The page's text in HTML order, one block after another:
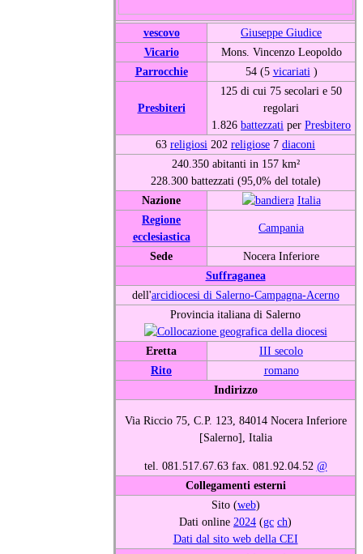
vescovo
Giuseppe Giudice
Vicario
Mons. Vincenzo Leopoldo
Parrocchie
54 (5 vicariati )
Presbiteri
125 di cui 75 secolari e 50
regolari
1.826 battezzati per Presbitero
63 religiosi 202 religiose 7 diaconi
240.350 abitanti in 157 km²
228.300 battezzati (95,0% del totale)
Nazione
Italia
Regione
ecclesiastica
Campania
Sede
Nocera Inferiore
Suffraganea
dell'arcidiocesi di Salerno-Campagna-Acerno
Provincia italiana di Salerno
Eretta
III secolo
Rito
romano
Indirizzo
Via Riccio 75, C.P. 123, 84014 Nocera Inferiore
[Salerno], Italia
tel. 081.517.67.63 fax. 081.92.04.52 @
Collegamenti esterni
Sito (web)
Dati online 2024 (gc ch)
Dati dal sito web della CEI